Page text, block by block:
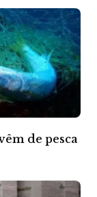
de pesca